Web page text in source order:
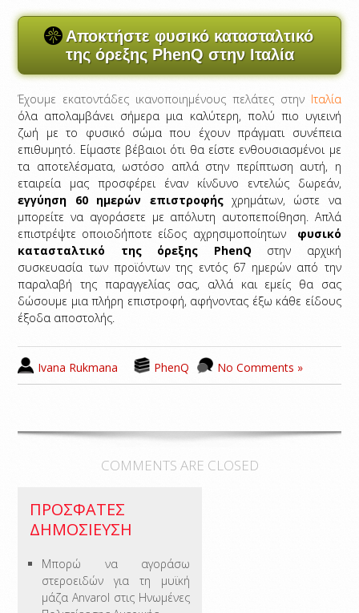
Αποκτήστε φυσικό κατασταλτικό
της όρεξης PhenQ στην Ιταλία
Έχουμε εκατοντάδες ικανοποιημένους πελάτες στην Ιταλία
όλα απολαμβάνει σήμερα μια καλύτερη, πολύ πιο υγιεινή
ζωή με το φυσικό σώμα που έχουν πράγματι συνέπεια
επιθυμητό. Είμαστε βέβαιοι ότι θα είστε ενθουσιασμένοι με
τα αποτελέσματα, ωστόσο απλά στην περίπτωση αυτή, η
εταιρεία μας προσφέρει έναν κίνδυνο εντελώς δωρεάν,
εγγύηση 60 ημερών επιστροφής χρημάτων, ώστε να
μπορείτε να αγοράσετε με απόλυτη αυτοπεποίθηση. Απλά
επιστρέψτε οποιοδήποτε είδος αχρησιμοποίητων φυσικό
κατασταλτικό της όρεξης PhenQ στην αρχική
συσκευασία των προϊόντων της εντός 67 ημερών από την
παραλαβή της παραγγελίας σας, αλλά και εμείς θα σας
δώσουμε μια πλήρη επιστροφή, αφήνοντας έξω κάθε είδους
έξοδα αποστολής.
Ivana Rukmana PhenQ No Comments »
COMMENTS ARE CLOSED
ΠΡΌΣΦΑΤΕΣ
ΔΗΜΟΣΊΕΥΣΗ
Μπορώ να αγοράσω
στεροειδών για τη μυϊκή
μάζα Anvarol στις Ηνωμένες